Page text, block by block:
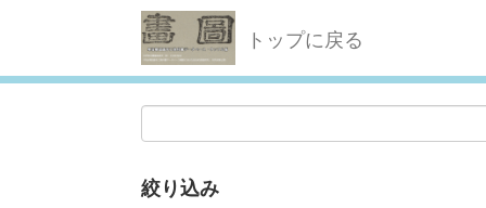
トップに戻る
絞り込み